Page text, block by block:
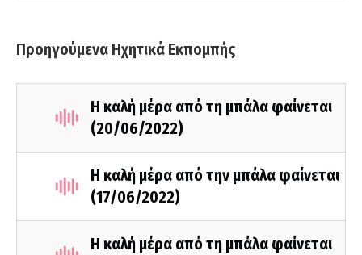
Προηγούμενα Ηχητικά Εκπομπής
Η καλή μέρα από τη μπάλα φαίνεται
(20/06/2022)
Η καλή μέρα από την μπάλα φαίνεται
(17/06/2022)
Η καλή μέρα από τη μπάλα φαίνεται